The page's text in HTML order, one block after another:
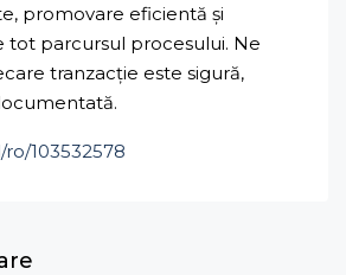
promovare eficientă și
tot parcursul procesului. Ne
tranzacție este sigură,
103532578